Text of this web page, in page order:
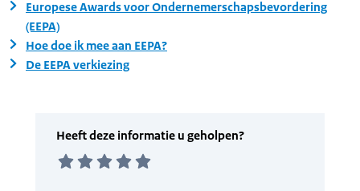
Europese Awards voor Ondernemerschapsbevordering
(EEPA)
Hoe doe ik mee aan EEPA?
De EEPA verkiezing